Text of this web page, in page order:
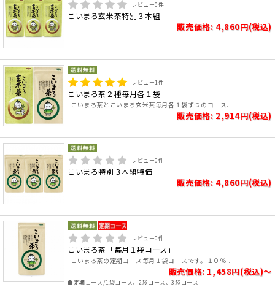
レビュー0件
こいまろ玄米茶特別３本組
販売価格: 4,860円(税込)
レビュー1件
こいまろ茶２種毎月各１袋
こいまろ茶とこいまろ玄米茶毎月各１袋ずつのコース..
販売価格: 2,914円(税込)
レビュー0件
こいまろ特別３本組特価
販売価格: 4,860円(税込)
レビュー0件
こいまろ茶「毎月１袋コース」
こいまろ茶の定期コース毎月１袋コースです。１０％..
販売価格: 1,458円(税込)～
●定期コース/1袋コース、2袋コース、3袋コース